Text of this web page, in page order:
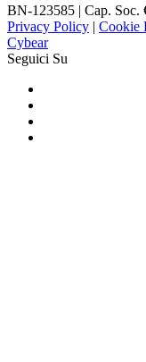
BN-123585 | Cap. Soc.
Privacy Policy | Cookie
Cybear
Seguici Su